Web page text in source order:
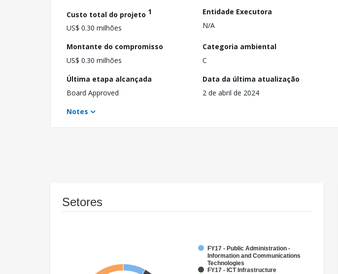
Custo total do projeto 1
US$ 0.30 milhões
Entidade Executora
N/A
Montante do compromisso
US$ 0.30 milhões
Categoria ambiental
C
Última etapa alcançada
Board Approved
Data da última atualização
2 de abril de 2024
Notes
Setores
FY17 - Public Administration -
Information and Communications
Technologies
FY17 - ICT Infrastructure